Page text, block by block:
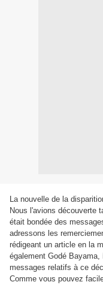
La nouvelle de la
Nous l'avions découverte
était bondée des
adressons les
rédigeant un article en la
également Godé
messages relatifs à ce
Comme vous pouvez